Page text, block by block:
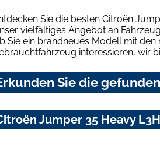
Sie die besten Citroën
vielfältiges Angebot an
Sie ein brandneues Modell mit
interessieren, wir
Sie die
Jumper 35 Heavy